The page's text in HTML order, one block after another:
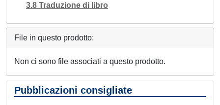
3.8 Traduzione di libro
File in questo prodotto:
Non ci sono file associati a questo prodotto.
Pubblicazioni consigliate